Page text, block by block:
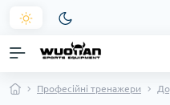
Професійні тренажери